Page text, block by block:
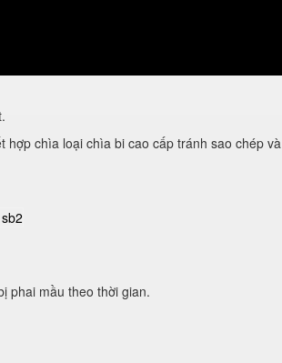
hợp chìa loại chìa bi cao cấp tránh sao chép và
phai mầu theo thời gian.